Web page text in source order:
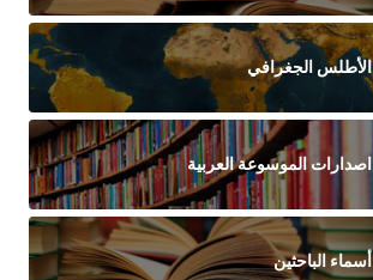
الأطلس الجغرافي
اصدارات الموسوعة العربية
أسماء الباحثين